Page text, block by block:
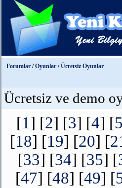
Forumlar /Oyunlar /Ücretsiz Oyunlar
Ücretsiz ve demo
[1] [2] [3] [4] [5
[18] [19] [20] [
[33] [34] [35] [
[47] [48] [49] [